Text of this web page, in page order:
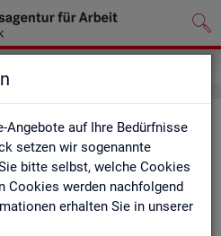
Angebote auf Ihre Bedürfnisse
setzen wir sogenannte
bitte selbst, welche Cookies
Cookies werden nachfolgend
erhalten Sie in unserer
mit uns in Kon­takt zu tre­ten!
zu­ge­schnit­te­ne Son­der­